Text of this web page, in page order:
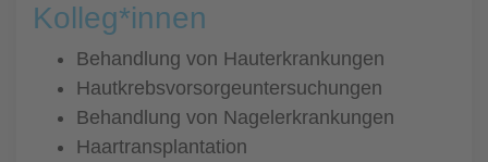
Kolleg*innen
Behandlung von Hauterkrankungen
Hautkrebsvorsorgeuntersuchungen
Behandlung von Nagelerkrankungen
Haartransplantation